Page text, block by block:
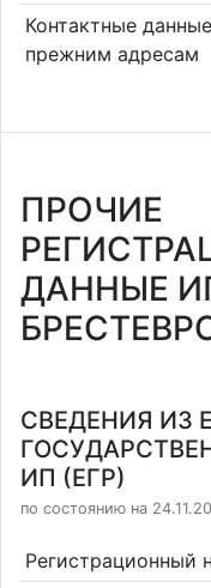
Контактные
прежним адресам
ПРОЧИЕ
ДАННЫЕ
СВЕДЕНИЯ ИЗ
ИП (ЕГР)
по состоянию на
Регистрационный